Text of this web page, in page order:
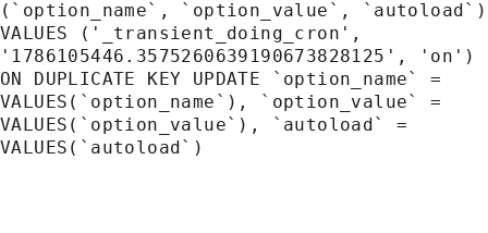
(`option_name`, `option_value`, `autoload`)
VALUES ('_transient_doing_cron',
'1786105446.3575260639190673828125', 'on')
ON DUPLICATE KEY UPDATE `option_name` =
VALUES(`option_name`), `option_value` =
VALUES(`option_value`), `autoload` =
VALUES(`autoload`)